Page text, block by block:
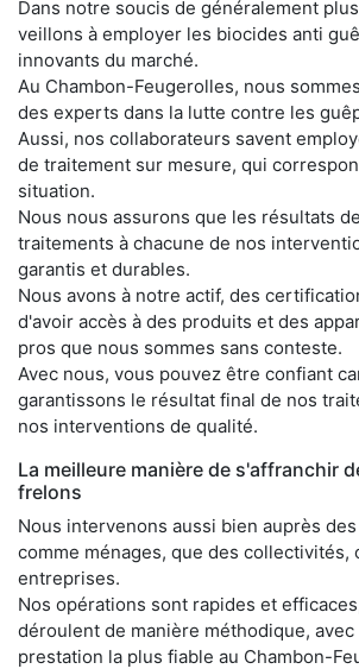
Dans notre soucis de généralement
veillons à employer les biocides anti
innovants du marché.
Au Chambon-Feugerolles, nous
des experts dans la lutte contre les
Aussi, nos collaborateurs savent
de traitement sur mesure, qui
situation.
Nous nous assurons que les résultats
traitements à chacune de nos
garantis et durables.
Nous avons à notre actif, des
d'avoir accès à des produits et des
pros que nous sommes sans conteste.
Avec nous, vous pouvez être confiant
garantissons le résultat final de nos
nos interventions de qualité.
La meilleure manière de s'affranchir
frelons
Nous intervenons aussi bien auprès
comme ménages, que des collectivités,
entreprises.
Nos opérations sont rapides et
déroulent de manière méthodique, avec
prestation la plus fiable au Chambon-